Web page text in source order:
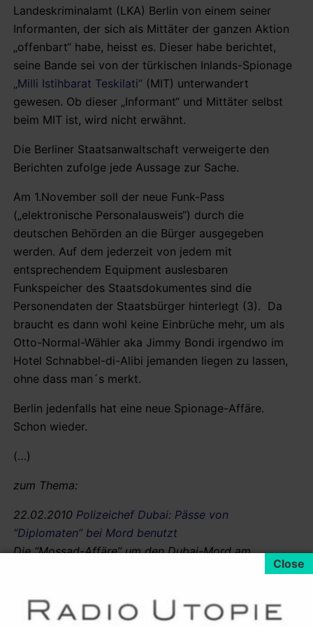
Landeskriminalamt (LKA) Berlin von einem seiner
Informanten, der sich als Mittäter der ganzen Aktion
„offenbart“ habe, heisst es. Dieser habe berichtet,
seine Bande sei von der türkischen Inlands-Spionage
„Milli Istihbarat Teskilati“ (MIT) unterwandert
gewesen. Ob dieser „Informant“ und Mittäter selbst
beim MIT ist, wird nicht erwähnt.
Die Berliner Staatsanwaltschaft verweigerte den
Berichten zufolge jede Aussage zur Sache.
Am 1.November soll der neue Funk-Pass
(„elektronische Personalausweis“) durch die
deutschen Behörden an die Bürger ausgegeben
werden. Auf dem jederzeit von jedem mit
entsprechendem Equipment auslesbaren
Funkspeicher des Staatsdokumentes sind die
Personendaten der Staatsbürger hinterlegt (3). Da
braucht es dann wohl keine Einbrüche mehr, um als
Otto-Normal-Wähler aka Jimmy Bondi irgendwo im
Hotel Schnabbel-di-Alibi jemanden liegen zu lassen,
ohne dass man´s merkt.
Berlin jedenfalls hat eine neue Spionage-Affäre.
Schon wieder.
(…)
zum Thema:
22.02.2010 Polizeichef Dubai: Pässe von
“Diplomaten” bei Mord benutzt
Die “Mossad-Affäre” um den Dubai-Mord am
interessanter. Besonders und gerade in Berlin,
London, Dublin und Paris dürfte man derzeit